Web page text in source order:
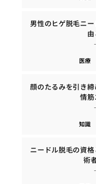
男性のヒゲ脱毛ニ
医療
顔のたるみを引き
情
知識
ニードル脱毛の資
術